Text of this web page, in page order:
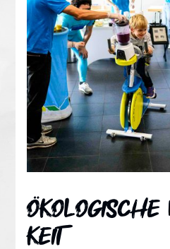
Ökologische
keit